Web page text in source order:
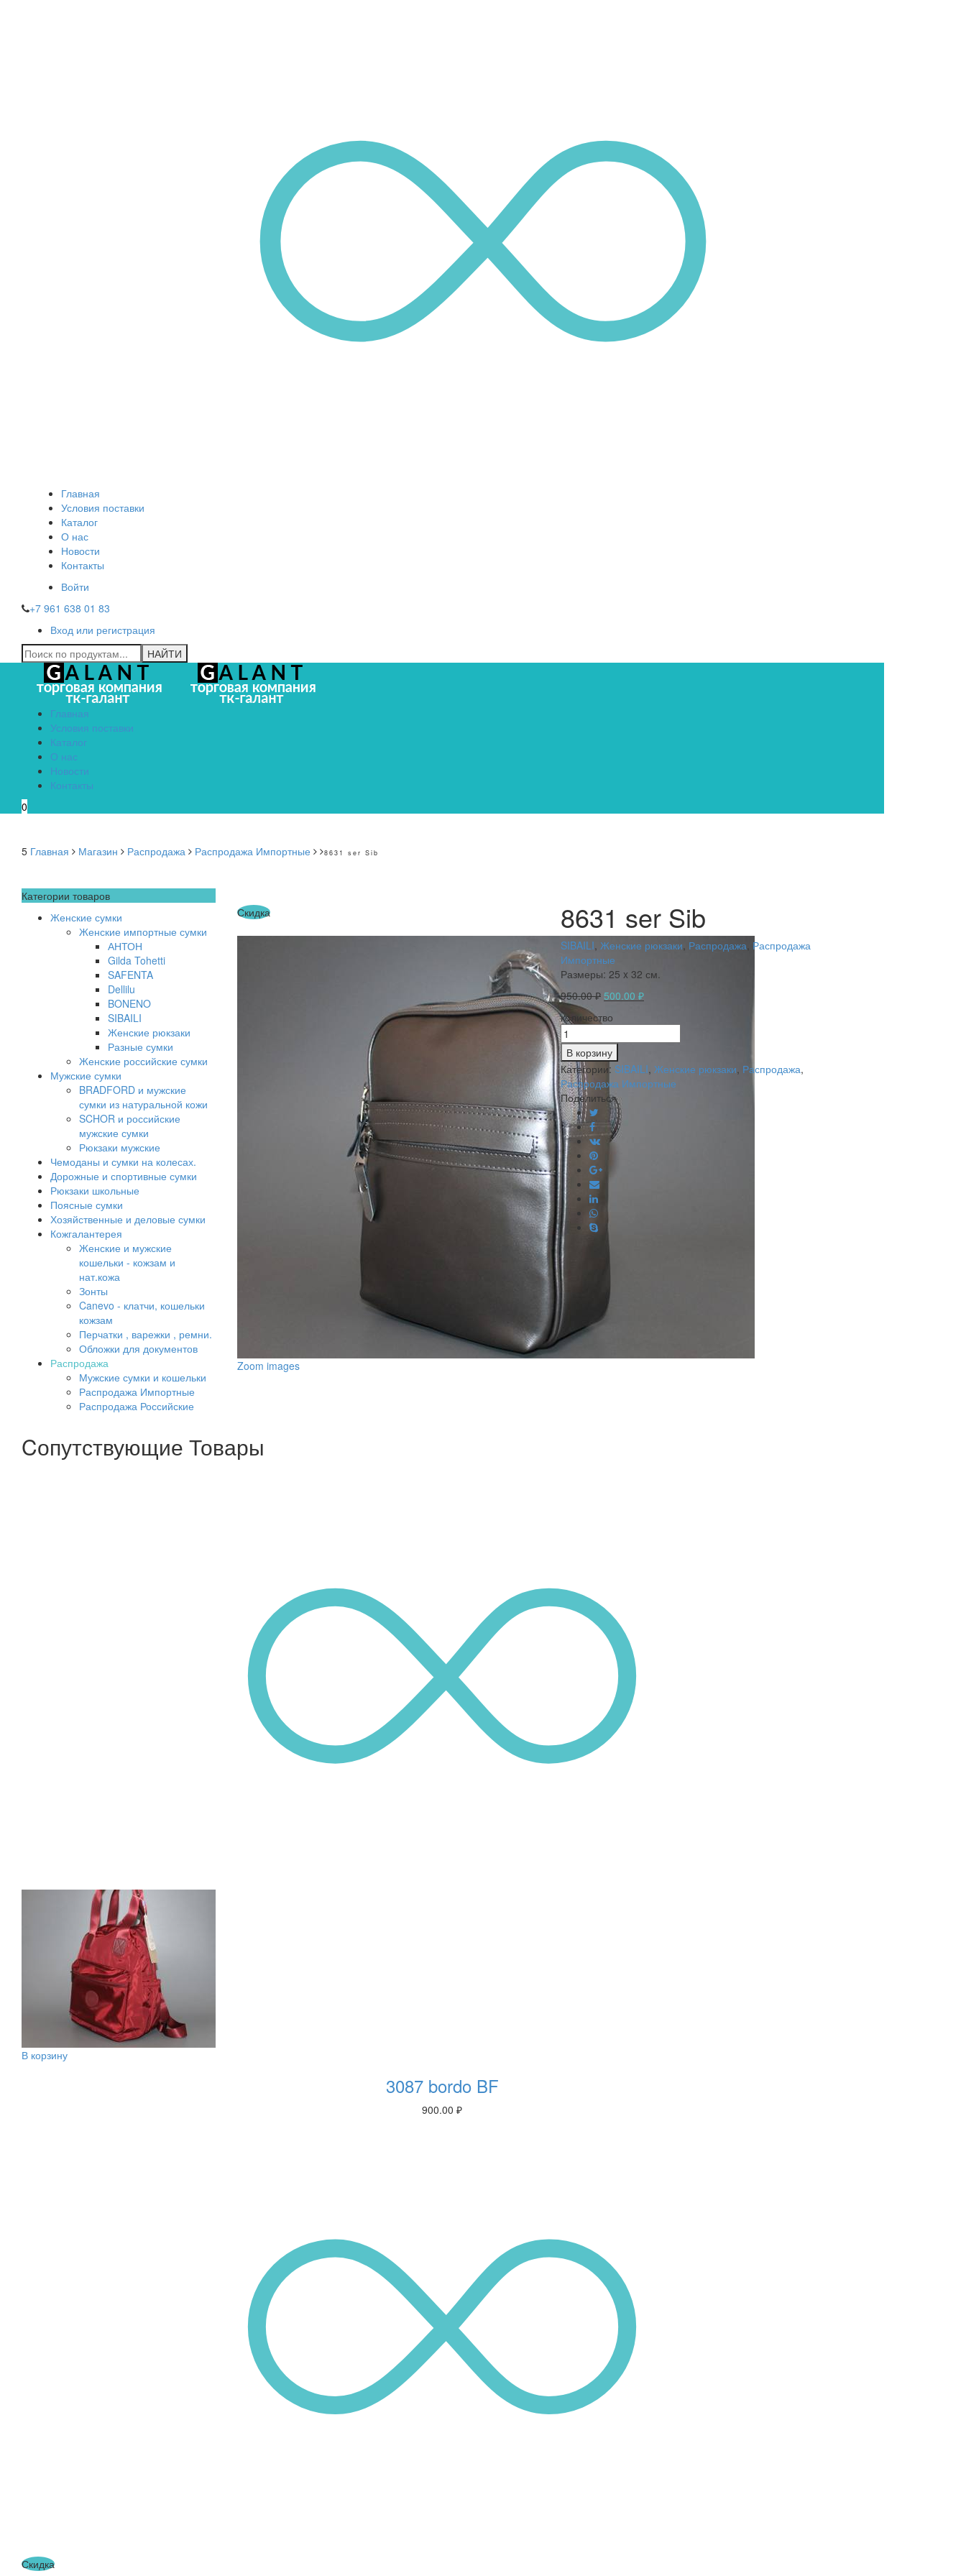
Главная
Условия поставки
Каталог
О нас
Новости
Контакты
Войти
+7 961 638 01 83
Вход или регистрация
Главная
Условия поставки
Каталог
О нас
Новости
Контакты
0
5 Главная Магазин Распродажа Распродажа Импортные 8631 ser Sib
Скидка
Zoom images
8631 ser Sib
SIBAILI, Женские рюкзаки, Распродажа, Распродажа
Импортные
Размеры: 25 x 32 см.
950.00₽ 500.00 ₽
количество
В корзину
Категории: SIBAILI, Женские рюкзаки, Распродажа,
Распродажа Импортные
Поделиться
Категории товаров
Женские сумки
Женские импортные сумки
АНТОН
Gilda Tohetti
SAFENTA
Dellilu
BONENO
SIBAILI
Женские рюкзаки
Разные сумки
Женские российские сумки
Мужские сумки
BRADFORD и мужские
сумки из натуральной кожи
SCHOR и российские
мужские сумки
Рюкзаки мужские
Чемоданы и сумки на колесах.
Дорожные и спортивные сумки
Рюкзаки школьные
Поясные сумки
Хозяйственные и деловые сумки
Кожгалантерея
Женские и мужские
кошельки - кожзам и
нат.кожа
Зонты
Canevo - клатчи, кошельки
кожзам
Перчатки , варежки , ремни.
Обложки для документов
Распродажа
Мужские сумки и кошельки
Распродажа Импортные
Распродажа Российские
Cопутствующие Товары
В корзину
3087 bordo BF
900.00 ₽
Скидка